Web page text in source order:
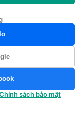
sách bảo mật